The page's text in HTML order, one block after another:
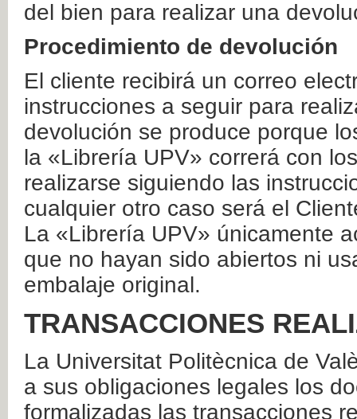
del bien para realizar una
Procedimiento de devolución
El cliente recibirá un correo
instrucciones a seguir para
devolución se produce porque
la «Librería UPV» correrá con
realizarse siguiendo las
cualquier otro caso será el
La «Librería UPV» únicamente
que no hayan sido abiertos ni
embalaje original.
TRANSACCIONES
La Universitat Politècnica de
a sus obligaciones legales los
formalizadas las transacciones